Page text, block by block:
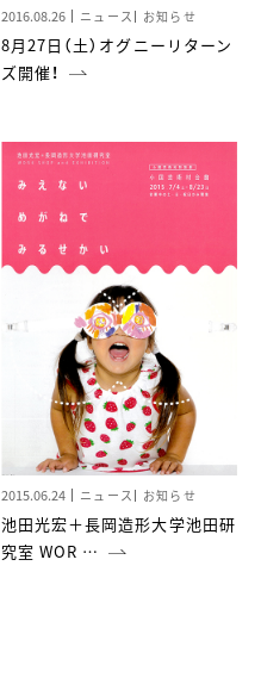
2016.08.26 ニュース お知らせ
8月27日（土）オグニーリターン
ズ開催！
2015.06.24 ニュース お知らせ
池田光宏＋長岡造形大学池田研
究室 WOR …